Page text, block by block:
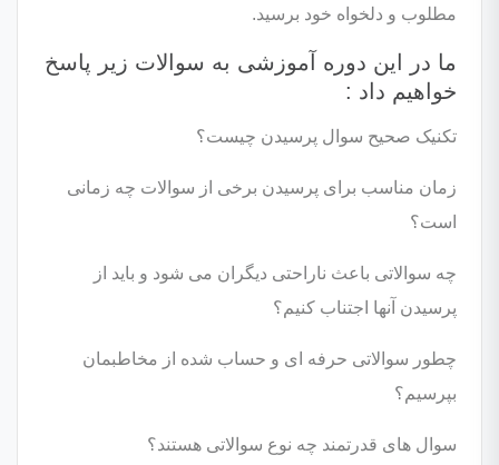
مطلوب و دلخواه خود برسید.
ما در این دوره آموزشی به سوالات زیر پاسخ
خواهیم داد :
تکنیک صحیح سوال پرسیدن چیست؟
زمان مناسب برای پرسیدن برخی از سوالات چه زمانی
است؟
چه سوالاتی باعث ناراحتی دیگران می شود و باید از
پرسیدن آنها اجتناب کنیم؟
چطور سوالاتی حرفه ای و حساب شده از مخاطبمان
بپرسیم؟
سوال های قدرتمند چه نوع سوالاتی هستند؟